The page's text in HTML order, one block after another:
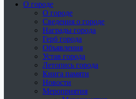
О городе
О городе
Сведения о городе
Награды города
Герб города
Объявления
Устав города
Летопись города
Книга памяти
Новости
Мероприятия